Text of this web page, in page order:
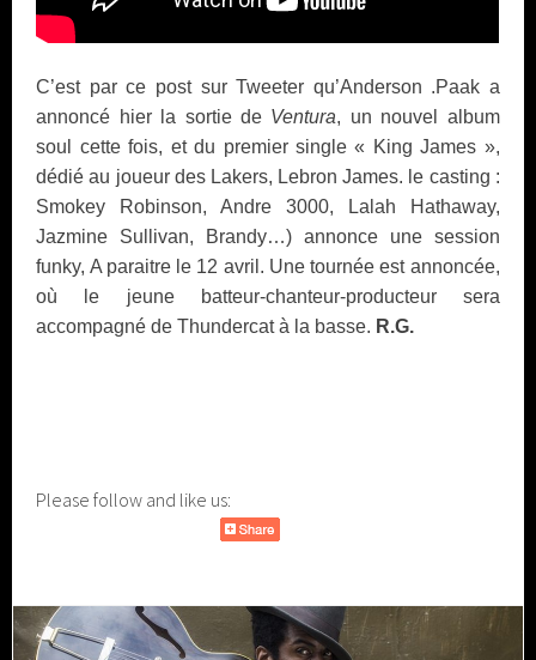
C’est par ce post sur Tweeter qu’Anderson .Paak a
annoncé hier la sortie de Ventura, un nouvel album
soul cette fois, et du premier single « King James »,
dédié au joueur des Lakers, Lebron James. le casting :
Smokey Robinson, Andre 3000, Lalah Hathaway,
Jazmine Sullivan, Brandy…) annonce une session
funky, A paraitre le 12 avril. Une tournée est annoncée,
où le jeune batteur-chanteur-producteur sera
accompagné de Thundercat à la basse. R.G.
Please follow and like us: